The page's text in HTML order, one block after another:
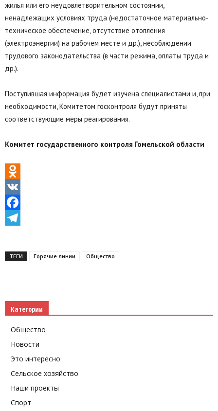
жилья или его неудовлетворительном состоянии,
ненадлежащих условиях труда (недостаточное материально-
техническое обеспечение, отсутствие отопления
(электроэнергии) на рабочем месте и др.), несоблюдении
трудового законодательства (в части режима, оплаты труда и
др.).
Поступившая информация будет изучена специалистами и, при
необходимости, Комитетом госконтроля будут приняты
соответствующие меры реагирования.
Комитет государственного контроля Гомельской области
Odnoklassniki
VK
Facebook
ТЕГИ Горячие линии Общество
Категории
Общество
Новости
Это интересно
Сельское хозяйство
Наши проекты
Спорт